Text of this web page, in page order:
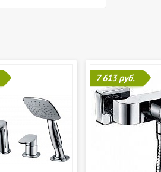
7 613 руб.